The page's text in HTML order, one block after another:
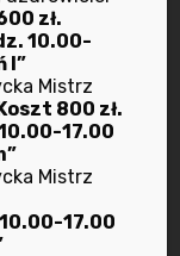
zł.
10.00-
I”
Mistrz
800 zł.
17.00
Mistrz
17.00